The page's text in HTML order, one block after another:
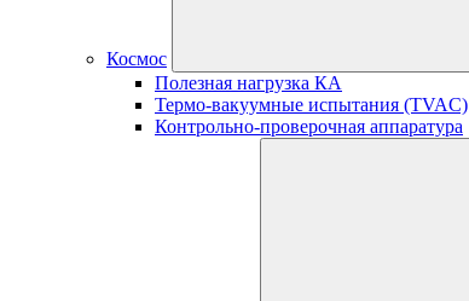
Космос
Полезная нагрузка КА
Термо-вакуумные испытания (TVAC)
Контрольно-проверочная аппаратура